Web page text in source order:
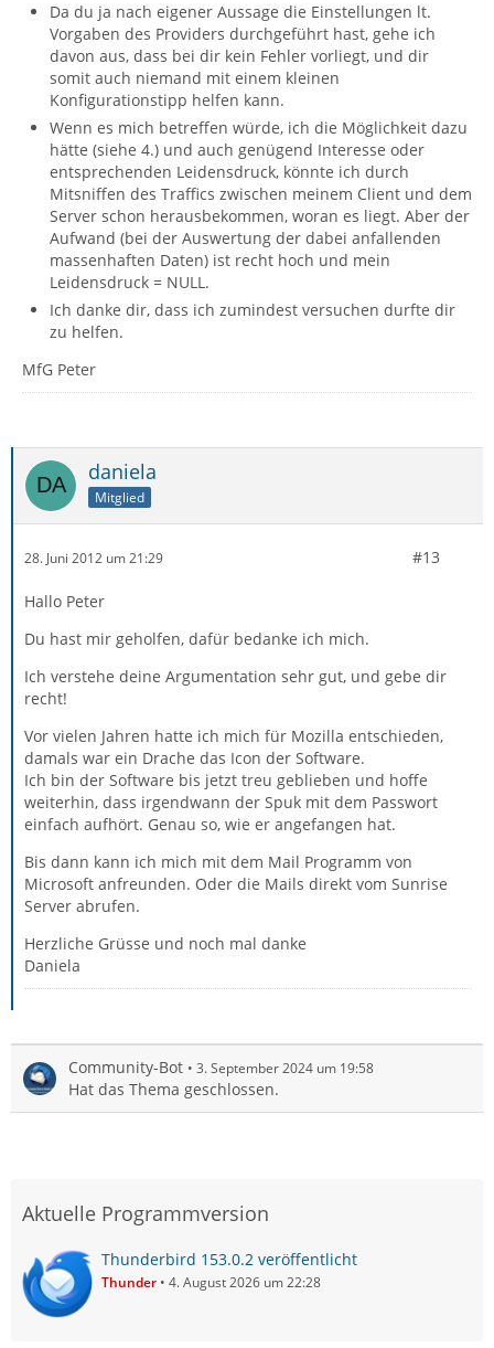
Da du ja nach eigener Aussage die Einstellungen lt.
Vorgaben des Providers durchgeführt hast, gehe ich
davon aus, dass bei dir kein Fehler vorliegt, und dir
somit auch niemand mit einem kleinen
Konfigurationstipp helfen kann.
Wenn es mich betreffen würde, ich die Möglichkeit dazu
hätte (siehe 4.) und auch genügend Interesse oder
entsprechenden Leidensdruck, könnte ich durch
Mitsniffen des Traffics zwischen meinem Client und dem
Server schon herausbekommen, woran es liegt. Aber der
Aufwand (bei der Auswertung der dabei anfallenden
massenhaften Daten) ist recht hoch und mein
Leidensdruck = NULL.
Ich danke dir, dass ich zumindest versuchen durfte dir
zu helfen.
MfG Peter
daniela
Mitglied
28. Juni 2012 um 21:29 #13
Hallo Peter
Du hast mir geholfen, dafür bedanke ich mich.
Ich verstehe deine Argumentation sehr gut, und gebe dir
recht!
Vor vielen Jahren hatte ich mich für Mozilla entschieden,
damals war ein Drache das Icon der Software.
Ich bin der Software bis jetzt treu geblieben und hoffe
weiterhin, dass irgendwann der Spuk mit dem Passwort
einfach aufhört. Genau so, wie er angefangen hat.
Bis dann kann ich mich mit dem Mail Programm von
Microsoft anfreunden. Oder die Mails direkt vom Sunrise
Server abrufen.
Herzliche Grüsse und noch mal danke
Daniela
Community-Bot 3. September 2024 um 19:58
Hat das Thema geschlossen.
Aktuelle Programmversion
Thunderbird 153.0.2 veröffentlicht
Thunder 4. August 2026 um 22:28